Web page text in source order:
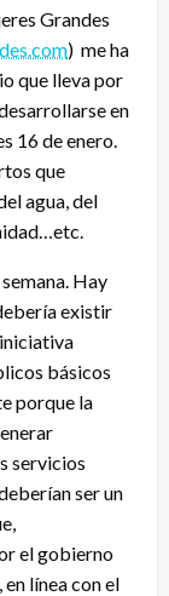
Grandes
) me ha
que lleva por
en
16 de enero.
que
agua, del
Hay
existir
básicos
porque la
servicios
ser un
el gobierno
línea con el